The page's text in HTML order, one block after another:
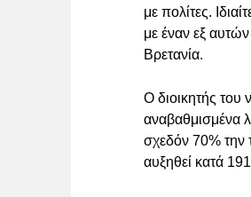
με πολίτες.
με έναν εξ
Βρετανία.
Ο διοικητής
αναβαθμισμένα
σχεδόν 70% την
αυξηθεί κατά